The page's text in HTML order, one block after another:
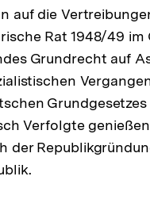
auf die
Rat 1948/49
Grundrecht auf
Verfolgte
der